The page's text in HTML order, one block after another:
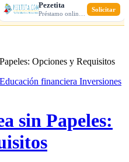
Pezetita Solicitar
Opciones y Requisitos
Educación financiera Inversiones
sin Papeles: